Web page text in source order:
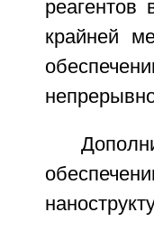
реагентов
крайней